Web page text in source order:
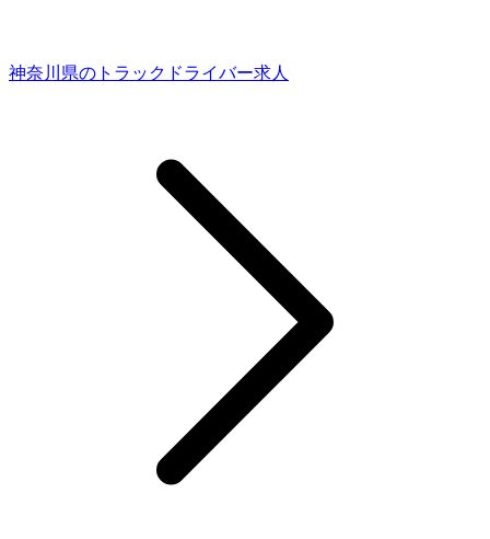
神奈川県のトラックドライバー求人